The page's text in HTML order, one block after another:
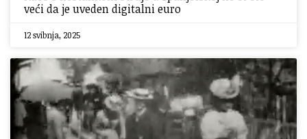
veći da je uveden digitalni euro
12 svibnja, 2025